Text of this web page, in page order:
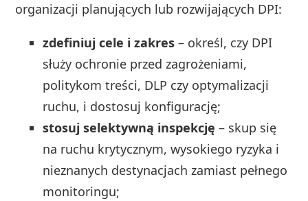
organizacji planujących lub rozwijających DPI:
zdefiniuj cele i zakres – określ, czy DPI
służy ochronie przed zagrożeniami,
politykom treści, DLP czy optymalizacji
ruchu, i dostosuj konfigurację;
stosuj selektywną inspekcję – skup się
na ruchu krytycznym, wysokiego ryzyka i
nieznanych destynacjach zamiast pełnego
monitoringu;